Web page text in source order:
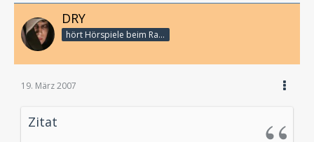
DRY
hört Hörspiele beim Rasenmähen
19. März 2007
Zitat